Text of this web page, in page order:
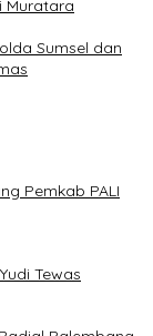
Muratara
Sumsel dan
Pemkab PALI
Tewas